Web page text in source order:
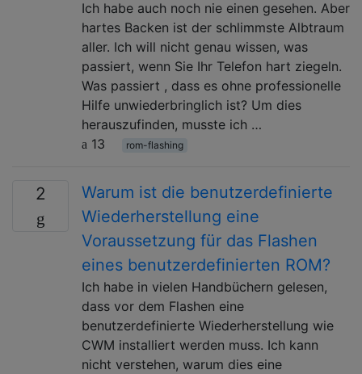
Ich habe auch noch nie einen gesehen. Aber
hartes Backen ist der schlimmste Albtraum
aller. Ich will nicht genau wissen, was
passiert, wenn Sie Ihr Telefon hart ziegeln.
Was passiert , dass es ohne professionelle
Hilfe unwiederbringlich ist? Um dies
herauszufinden, musste ich …
13
rom-flashing
2
Warum ist die benutzerdefinierte
Wiederherstellung eine
Voraussetzung für das Flashen
eines benutzerdefinierten ROM?
Ich habe in vielen Handbüchern gelesen,
dass vor dem Flashen eine
benutzerdefinierte Wiederherstellung wie
CWM installiert werden muss. Ich kann
nicht verstehen, warum dies eine